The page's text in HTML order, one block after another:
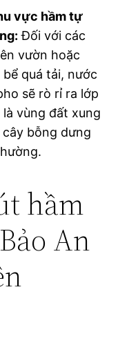
vực hầm tự
Đối với các
vườn hoặc
quá tải, nước
sẽ rò rỉ ra lớp
vùng đất xung
bỗng dưng
hầm
An